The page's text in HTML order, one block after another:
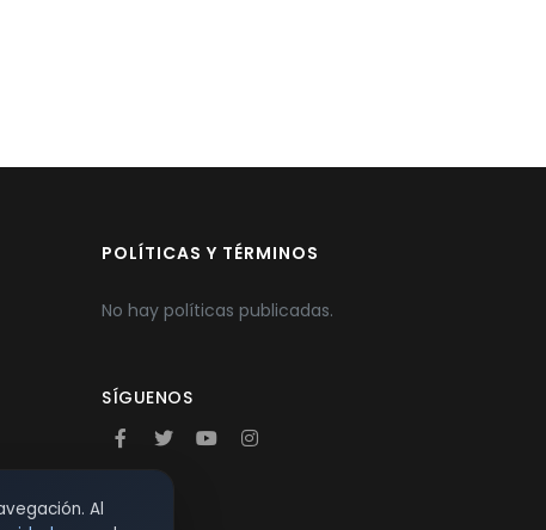
POLÍTICAS Y TÉRMINOS
No hay políticas publicadas.
SÍGUENOS
Al